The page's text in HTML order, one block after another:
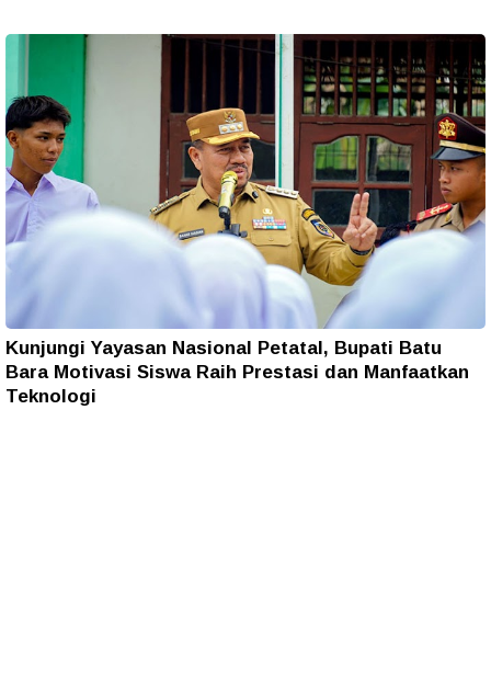
Kunjungi Yayasan Nasional Petatal, Bupati Batu
Bara Motivasi Siswa Raih Prestasi dan Manfaatkan
Teknologi